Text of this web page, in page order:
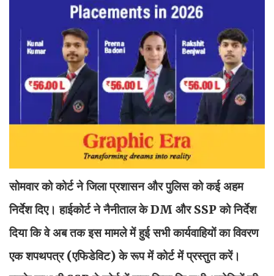
सोमवार को कोर्ट ने जिला प्रशासन और पुलिस को कई अहम
निर्देश दिए। हाईकोर्ट ने नैनीताल के DM और SSP को निर्देश
दिया कि वे अब तक इस मामले में हुई सभी कार्यवाहियों का विवरण
एक शपथपत्र (एफिडेविट) के रूप में कोर्ट में प्रस्तुत करें।